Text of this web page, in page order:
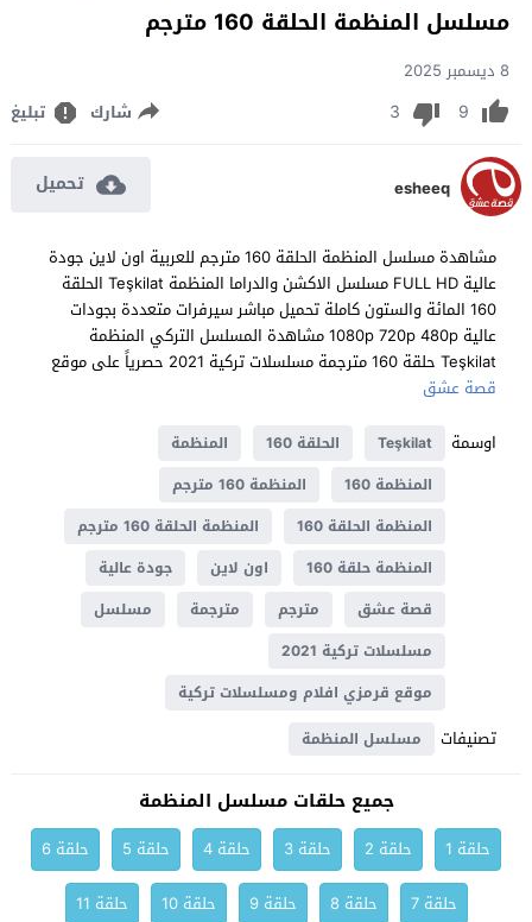
مسلسل المنظمة الحلقة 160 مترجم
8 ديسمبر 2025
9
3 شارك تبليغ
esheeq تحميل
مشاهدة مسلسل المنظمة الحلقة 160 مترجم للعربية اون لاين جودة
عالية FULL HD مسلسل الاكشن والدراما المنظمة Teşkilat الحلقة
160 المائة والستون كاملة تحميل مباشر سيرفرات متعددة بجودات
عالية 1080p 720p 480p مشاهدة المسلسل التركي المنظمة
Teşkilat حلقة 160 مترجمة مسلسلات تركية 2021 حصرياً على موقع
قصة عشق
اوسمة
Teşkilat الحلقة 160
المنظمة
المنظمة 160
المنظمة 160 مترجم
المنظمة الحلقة 160
المنظمة الحلقة 160 مترجم
المنظمة حلقة 160
اون لاين
جودة عالية
قصة عشق
مترجم مترجمة
مسلسل
مسلسلات تركية 2021
موقع قرمزي افلام ومسلسلات تركية
تصنيفات مسلسل المنظمة
جميع حلقات مسلسل المنظمة
حلقة 1 حلقة 2 حلقة 3 حلقة 4 حلقة 5
حلقة 6
حلقة 7
حلقة 8 حلقة 9 حلقة 10
حلقة 11